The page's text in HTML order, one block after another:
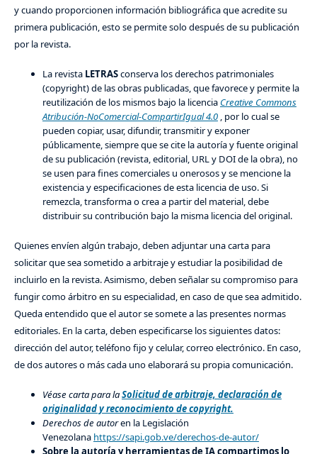
y cuando proporcionen información bibliográfica que acredite su
primera publicación, esto se permite solo después de su publicación
por la revista.
La revista LETRASconserva los derechos patrimoniales
(copyright) de las obras publicadas, que favorece y permite la
reutilización de los mismos bajo la licencia Creative Commons
Atribución-NoComercial-CompartirIgual 4.0, por lo cual se
pueden copiar, usar, difundir, transmitir y exponer
públicamente, siempre que se cite la autoría y fuente original
de su publicación (revista, editorial, URL y DOI de la obra), no
se usen para fines comerciales u onerosos y se mencione la
existencia y especificaciones de esta licencia de uso. Si
remezcla, transforma o crea a partir del material, debe
distribuir su contribución bajo la misma licencia del original.
Quienes envíen algún trabajo, deben adjuntar una carta para
solicitar que sea sometido a arbitraje y estudiar la posibilidad de
incluirlo en la revista. Asimismo, deben señalar su compromiso para
fungir como árbitro en su especialidad, en caso de que sea admitido.
Queda entendido que el autor se somete a las presentes normas
editoriales. En la carta, deben especificarse los siguientes datos:
dirección del autor, teléfono fijo y celular, correo electrónico. En caso,
de dos autores o más cada uno elaborará su propia comunicación.
Véase carta para laSolicitud de arbitraje, declaración de
originalidad y reconocimiento de copyright.
Derechos de autoren la Legislación
Venezolana https://sapi.gob.ve/derechos-de-autor/
Sobre la autoría y herramientas de IA compartimos lo